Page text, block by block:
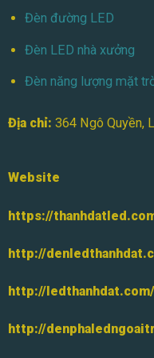
Đèn đường LED
Đèn LED nhà xưởng
Đèn năng lượng mặt
Địa chỉ: 364 Ngô Quyền,
Website
https://
http://
http://ledthanhdat.com/
http://